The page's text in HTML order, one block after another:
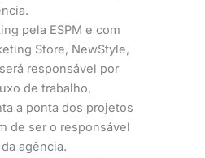
pela ESPM e com
Store, NewStyle,
responsável por
de trabalho,
a ponta dos projetos
de ser o responsável
agência.